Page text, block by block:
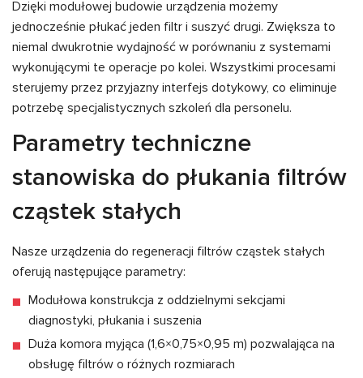
Dzięki modułowej budowie urządzenia możemy
jednocześnie płukać jeden filtr i suszyć drugi. Zwiększa to
niemal dwukrotnie wydajność w porównaniu z systemami
wykonującymi te operacje po kolei. Wszystkimi procesami
sterujemy przez przyjazny interfejs dotykowy, co eliminuje
potrzebę specjalistycznych szkoleń dla personelu.
Parametry techniczne
stanowiska do płukania filtrów
cząstek stałych
Nasze urządzenia do regeneracji filtrów cząstek stałych
oferują następujące parametry:
Modułowa konstrukcja z oddzielnymi sekcjami
diagnostyki, płukania i suszenia
Duża komora myjąca (1,6×0,75×0,95 m) pozwalająca na
obsługę filtrów o różnych rozmiarach